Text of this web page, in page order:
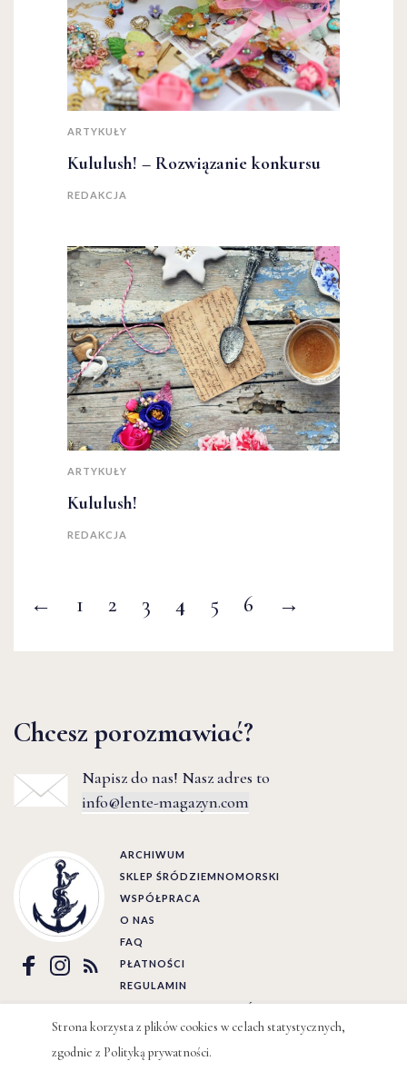
ARTYKUŁY
Kululush! – Rozwiązanie konkursu
REDAKCJA
ARTYKUŁY
Kululush!
REDAKCJA
← 1 2 3 4 5 6 →
Chcesz porozmawiać?
Napisz do nas! Nasz adres to
info@lente-magazyn.com
ARCHIWUM
SKLEP ŚRÓDZIEMNOMORSKI
WSPÓŁPRACA
O NAS
FAQ
PŁATNOŚCI
REGULAMIN
POLITYKA PRYWATNOŚCI
Strona korzysta z plików cookies w celach statystycznych,
zgodnie z Polityką prywatności.